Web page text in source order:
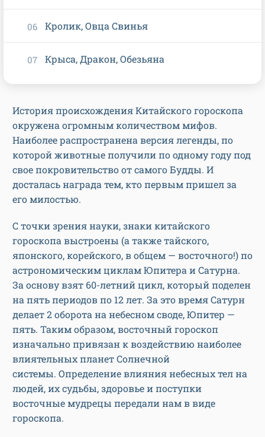
История происхождения Китайского гороскопа
окружена огромным количеством мифов.
Наиболее распространена версия легенды, по
которой животные получили по одному году под
свое покровительство от самого Будды. И
досталась награда тем, кто первым пришел за
его милостью.
С точки зрения науки, знаки китайского
гороскопа выстроены (а также тайского,
японского, корейского, в общем — восточного!) по
астрономическим циклам Юпитера и Сатурна.
За основу взят 60-летний цикл, который поделен
на пять периодов по 12 лет. За это время Сатурн
делает 2 оборота на небесном своде, Юпитер —
пять. Таким образом, восточный гороскоп
изначально привязан к воздействию наиболее
влиятельных планет Солнечной
системы. Определение влияния небесных тел на
людей, их судьбы, здоровье и поступки
восточные мудрецы передали нам в виде
гороскопа.
Кролик, Овца Свинья
Крыса, Дракон, Обезьяна